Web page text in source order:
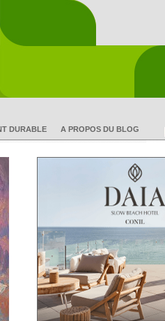
DURABLE A PROPOS DU BLOG